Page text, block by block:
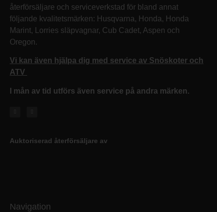
återförsäljare och serviceverkstad för bland annat
följande kvalitetsmärken: Husqvarna, Honda, Honda
Marint, Lorries släpvagnar, Cub Cadet, Aspen och
Oregon.
Vi kan även hjälpa dig med service av Snöskoter och
ATV
I mån av tid utförs även service på andra märken.
Auktoriserad återförsäljare av
Navigation